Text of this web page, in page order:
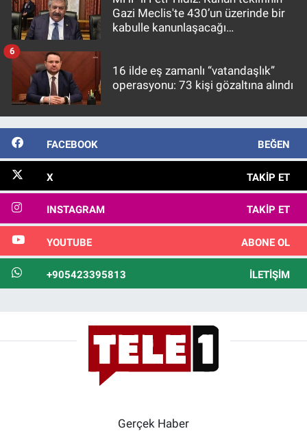
Gazi Meclis'te 430’un üzerinde bir
kabulle kanunlaşacağı
16 ilde eş zamanlı “vatandaşlık”
operasyonu: 73 kişi gözaltına alındı
6
FACEBOOK BEĞEN
X TAKIP ET
INSTAGRAM TAKIP ET
YOUTUBE ABONE OL
+905423395813 İLETIŞIM
Gerçek Haber